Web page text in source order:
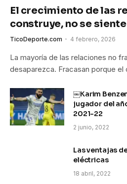
El crecimiento de las
construye, no se siente
TicoDeporte.com 4 febrero, 2026
La mayoría de las relaciones no
desaparezca. Fracasan porque
￼Karim
jugador del
2021-22
2 junio, 2022
Las ventajas
eléctricas
18 abril, 2022